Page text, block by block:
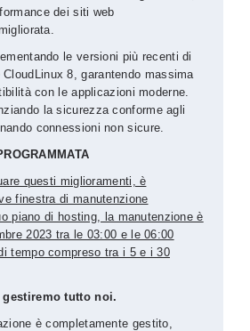
dei siti web
le versioni più recenti di
8, garantendo massima
con le applicazioni moderne.
la sicurezza conforme agli
connessioni non sicure.
questi miglioramenti, è
finestra di manutenzione
piano di hosting, la manutenzione è
2023 tra le 03:00 e le 06:00
tempo compreso tra i 5 e i 30
gestiremo tutto noi.
è completamente gestito,